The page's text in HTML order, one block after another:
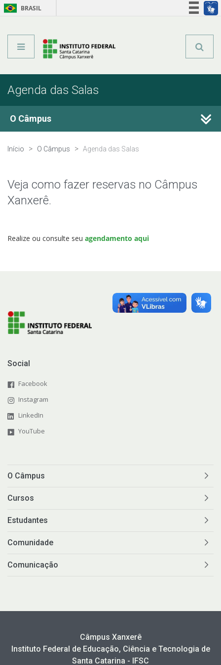
BRASIL
Agenda das Salas
O Câmpus
Histórico
Estrutura Organizacional
Acesso à Informação
Editais do Câmpus
Início O Câmpus Agenda das Salas
Veja como fazer reservas no Câmpus
Xanxerê.
Realize ou consulte seu agendamento aqui
Social
Facebook
Instagram
LinkedIn
YouTube
O Câmpus
Cursos
Estudantes
Comunidade
Comunicação
Câmpus Xanxerê
Instituto Federal de Educação, Ciência e Tecnologia de
Santa Catarina - IFSC